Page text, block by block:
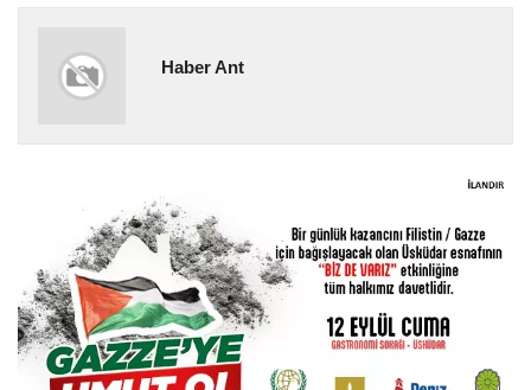
Haber Ant